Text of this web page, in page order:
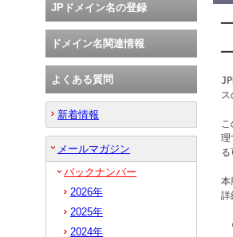
理
る
本
詳
JPドメイン名の登録
ドメイン名関連情報
よくある質問
新着情報
メールマガジン
バックナンバー
2026年
2025年
2024年